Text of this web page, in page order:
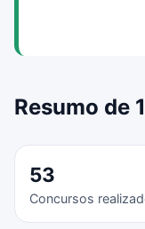
Resumo de
53
Concursos